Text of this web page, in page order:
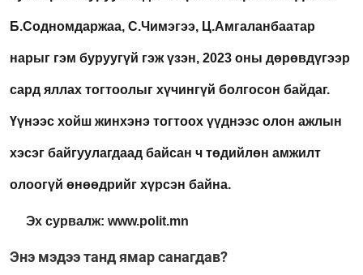
Б.Содномдаржаа, С.Чимэгээ, Ц.Амгаланбаатар
нарыг гэм буруугүй гэж үзэн, 2023 оны дөрөвдүгээр
сард яллах тогтоолыг хүчингүй болгосон байдаг.
Үүнээс хойш жинхэнэ тогтоох үүднээс олон ажлын
хэсэг байгуулагдаад байсан ч төдийлөн амжилт
олоогүй өнөөдрийг хүрсэн байна.
Эх сурвалж: www.polit.mn
Энэ мэдээ танд ямар санагдав?